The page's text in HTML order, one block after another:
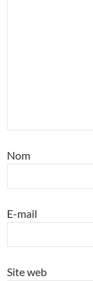
Nom
E-mail
Site web